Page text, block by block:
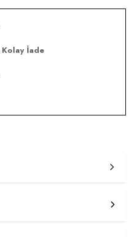
Kolay İade